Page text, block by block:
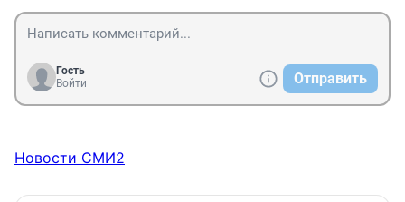
Гость
Войти
Отправить
Новости СМИ2